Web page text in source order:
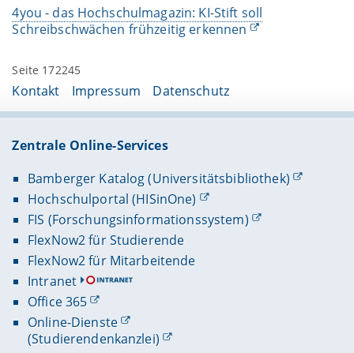
4you - das Hochschulmagazin: KI-Stift soll
Schreibschwächen frühzeitig erkennen
Seite 172245
Kontakt Impressum Datenschutz
Zentrale Online-Services
Bamberger Katalog (Universitätsbibliothek)
Hochschulportal (HISinOne)
FIS (Forschungsinformationssystem)
FlexNow2 für Studierende
FlexNow2 für Mitarbeitende
Intranet
Office 365
Online-Dienste
(Studierendenkanzlei)